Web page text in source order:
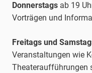
Donnerstags ab 19
Vorträgen und
Freitags und
Veranstaltungen wie
Theateraufführungen